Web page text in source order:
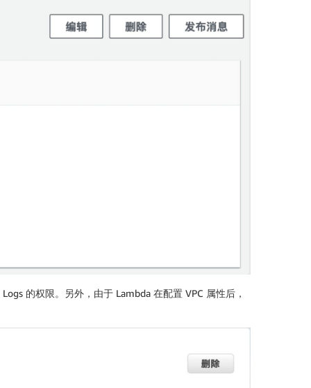
的权限。另外，由于 Lambda 在配置 VPC 属性后，